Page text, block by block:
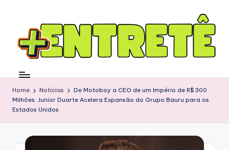
Home Notícias
De Motoboy a CEO de um Império de R$ 300
Milhões: Junior Duarte Acelera Expansão do Grupo Bauru para os
Estados Unidos